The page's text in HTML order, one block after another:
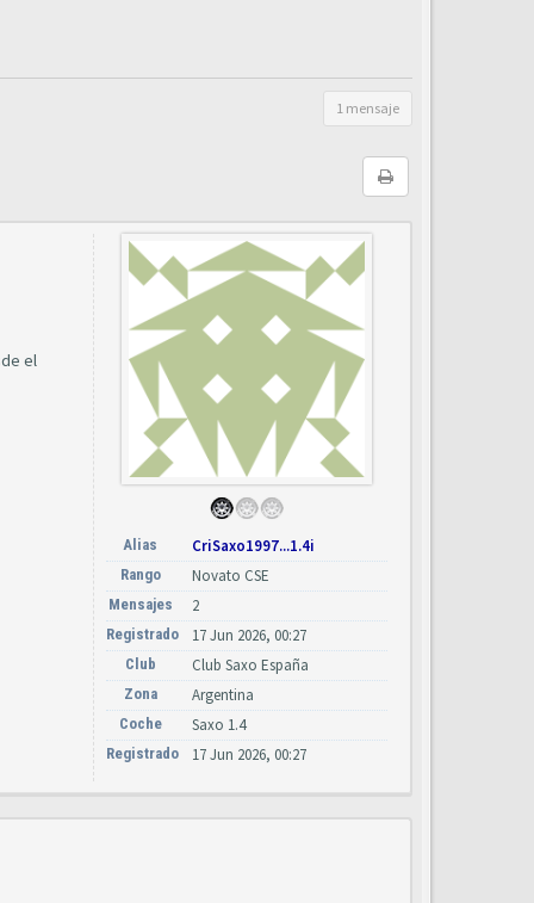
1 mensaje
el
Alias CriSaxo1997...1.4i
Rango Novato CSE
Mensajes 2
Registrado 17 Jun 2026, 00:27
Club Club Saxo España
Zona Argentina
Coche Saxo 1.4
Registrado 17 Jun 2026, 00:27